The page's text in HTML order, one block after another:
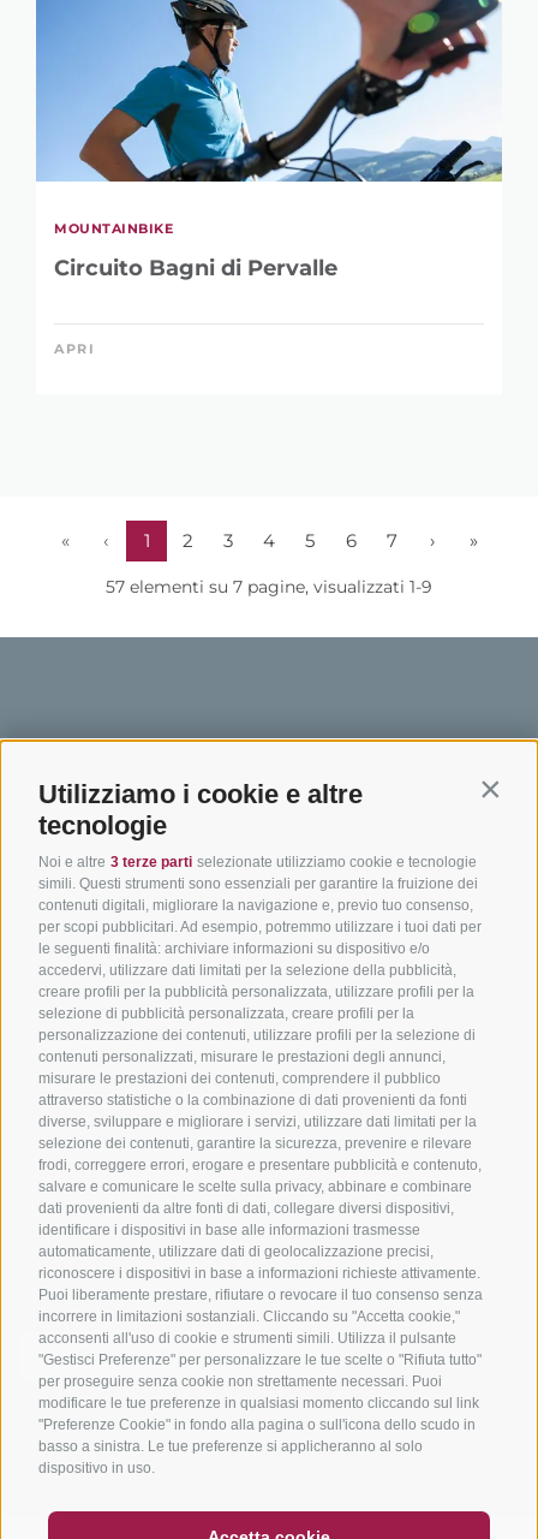
Utilizziamo i cookie e altre
tecnologie
Noi e altre 3 terze parti selezionate utilizziamo cookie e tecnologie
simili. Questi strumenti sono essenziali per garantire la fruizione dei
contenuti digitali, migliorare la navigazione e, previo tuo consenso,
per scopi pubblicitari. Ad esempio, potremmo utilizzare i tuoi dati per
le seguenti finalità: archiviare informazioni su dispositivo e/o
accedervi, utilizzare dati limitati per la selezione della pubblicità,
creare profili per la pubblicità personalizzata, utilizzare profili per la
selezione di pubblicità personalizzata, creare profili per la
personalizzazione dei contenuti, utilizzare profili per la selezione di
contenuti personalizzati, misurare le prestazioni degli annunci,
misurare le prestazioni dei contenuti, comprendere il pubblico
attraverso statistiche o la combinazione di dati provenienti da fonti
diverse, sviluppare e migliorare i servizi, utilizzare dati limitati per la
selezione dei contenuti, garantire la sicurezza, prevenire e rilevare
frodi, correggere errori, erogare e presentare pubblicità e contenuto,
salvare e comunicare le scelte sulla privacy, abbinare e combinare
dati provenienti da altre fonti di dati, collegare diversi dispositivi,
identificare i dispositivi in base alle informazioni trasmesse
automaticamente, utilizzare dati di geolocalizzazione precisi,
riconoscere i dispositivi in base a informazioni richieste attivamente.
Puoi liberamente prestare, rifiutare o revocare il tuo consenso senza
incorrere in limitazioni sostanziali. Cliccando su "Accetta cookie,"
acconsenti all'uso di cookie e strumenti simili. Utilizza il pulsante
"Gestisci Preferenze" per personalizzare le tue scelte o "Rifiuta tutto"
per proseguire senza cookie non strettamente necessari. Puoi
modificare le tue preferenze in qualsiasi momento cliccando sul link
"Preferenze Cookie" in fondo alla pagina o sull'icona dello scudo in
basso a sinistra. Le tue preferenze si applicheranno al solo
dispositivo in uso.
MOUNTAINBIKE
Circuito Bagni di Pervalle
APRI
« ‹ 1 2 3 4 5 6 7 › »
57 elementi su 7 pagine, visualizzati 1-9
SÜDTIROL
Hotel & pacchetti
Pacchetti vacanze
Buoni vacanza
Hot Deals
Bike & Work
ADIGE
Adige
In bici da corsa in Alto
Adige
Ciclabili in Alto Adige
Scuole bike
Tutti i tour
Come
Meteo
Catalogo
info@bikehotels.it
ISCRIVITI ALLA NOSTRA NEWSLETTER
ISCRIVITI ADESSO